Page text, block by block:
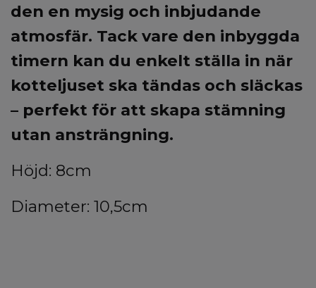
den en mysig och inbjudande
atmosfär. Tack vare den inbyggda
timern kan du enkelt ställa in när
kotteljuset ska tändas och släckas
– perfekt för att skapa stämning
utan ansträngning.
Höjd: 8cm
Diameter: 10,5cm